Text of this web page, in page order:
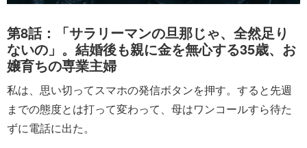
第8話：「サラリーマンの旦那じゃ、全然足り
ないの」。結婚後も親に金を無心する35歳、お
嬢育ちの専業主婦
私は、思い切ってスマホの発信ボタンを押す。すると先週
までの態度とは打って変わって、母はワンコールすら待た
ずに電話に出た。